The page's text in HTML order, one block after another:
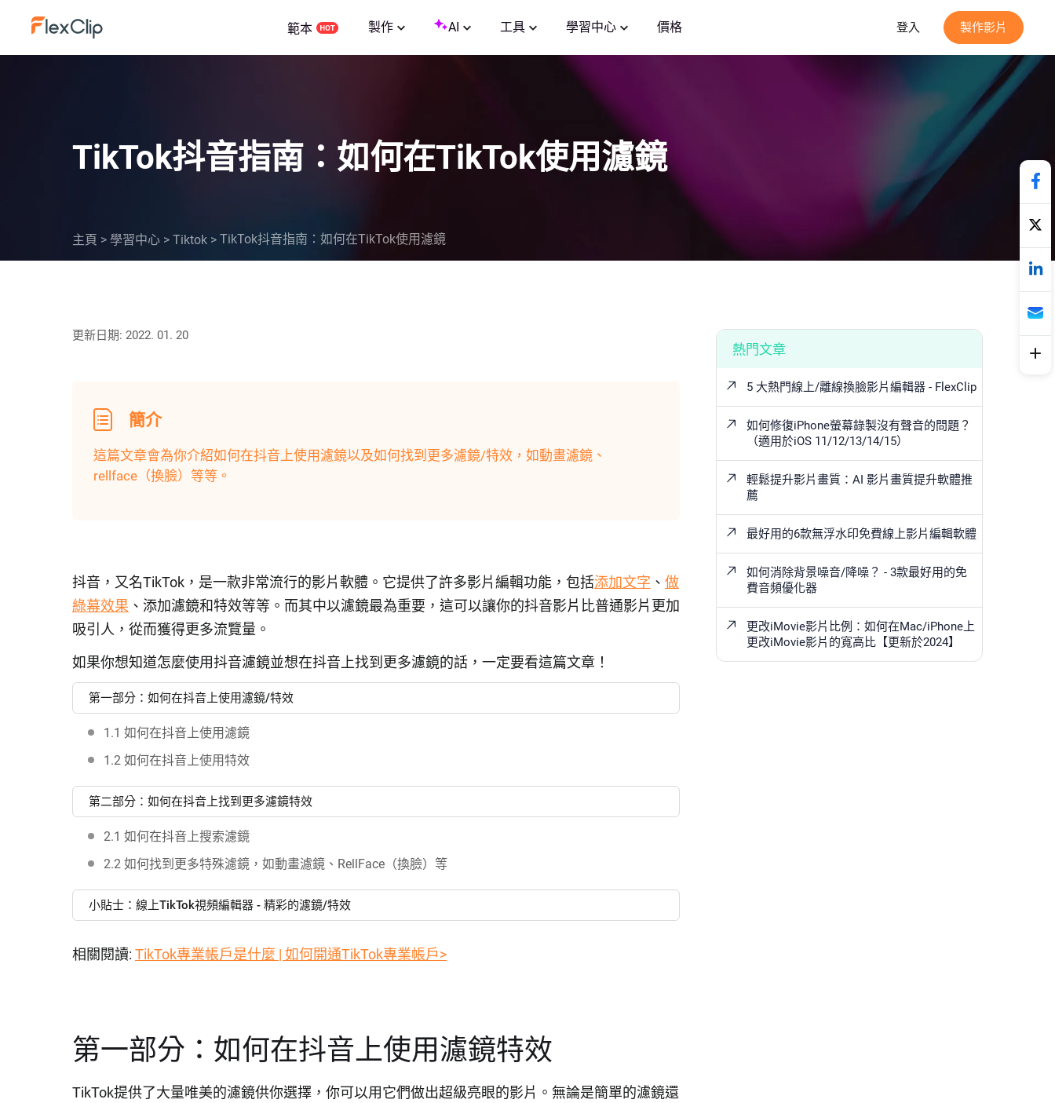
範本 製作 AI 工具 學習中心 價格 登入 製作影片
TikTok抖音指南：如何在TikTok使用濾鏡
主頁 > 學習中心 > Tiktok > TikTok抖音指南：如何在TikTok使用濾鏡
更新日期: 2022. 01. 20
簡介
這篇文章會為你介紹如何在抖音上使用濾鏡以及如何找到更多濾鏡/特效，如動畫濾鏡、
rellface（換臉）等等。
抖音，又名TikTok，是一款非常流行的影片軟體。它提供了許多影片編輯功能，包括添加文字 、 做
綠幕效果 、添加濾鏡和特效等等。而其中以濾鏡最為重要，這可以讓你的抖音影片比普通影片更加
吸引人，從而獲得更多流覽量。
如果你想知道怎麼使用抖音濾鏡並想在抖音上找到更多濾鏡的話，一定要看這篇文章！
第一部分：如何在抖音上使用濾鏡/特效
1.1 如何在抖音上使用濾鏡
1.2 如何在抖音上使用特效
第二部分：如何在抖音上找到更多濾鏡特效
2.1 如何在抖音上搜索濾鏡
2.2 如何找到更多特殊濾鏡，如動畫濾鏡、RellFace（換臉）等
小貼士：線上TikTok視頻編輯器 - 精彩的濾鏡/特效
相關閱讀: TikTok專業帳戶是什麼 | 如何開通TikTok專業帳戶>
第一部分：如何在抖音上使用濾鏡特效
TikTok提供了大量唯美的濾鏡供你選擇，你可以用它們做出超級亮眼的影片。無論是簡單的濾鏡還
熱門文章
5 大熱門線上/離線換臉影片編輯器 - FlexClip
如何修復iPhone螢幕錄製沒有聲音的問題？
（適用於iOS 11/12/13/14/15）
輕鬆提升影片畫質：AI 影片畫質提升軟體推
薦
最好用的6款無浮水印免費線上影片編輯軟體
如何消除背景噪音/降噪？ - 3款最好用的免
費音頻優化器
更改iMovie影片比例：如何在Mac/iPhone上
更改iMovie影片的寬高比【更新於2024】